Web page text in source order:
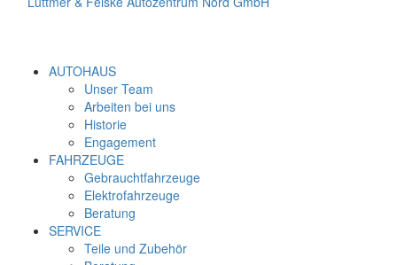
AUTOHAUS
Unser Team
Arbeiten bei uns
Historie
Engagement
FAHRZEUGE
Gebrauchtfahrzeuge
Elektrofahrzeuge
Beratung
SERVICE
Teile und Zubehör